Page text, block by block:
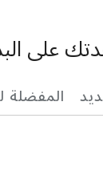
على
المفضلة